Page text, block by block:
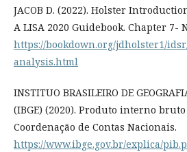
JACOB D. (2022). Holster
A LISA 2020 Guidebook. Chapter 7-
https://bookdown.org/jdholster1/
analysis.html
INSTITUO BRASILEIRO DE
(IBGE) (2020). Produto interno
Coordenação de Contas Nacionais.
https://www.ibge.gov.br/explica/